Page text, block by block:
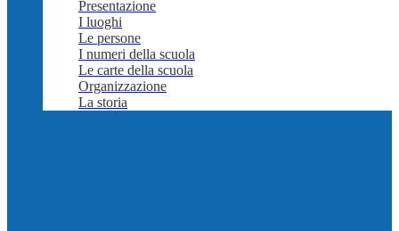
Presentazione
I luoghi
Le persone
I numeri della scuola
Le carte della scuola
Organizzazione
La storia